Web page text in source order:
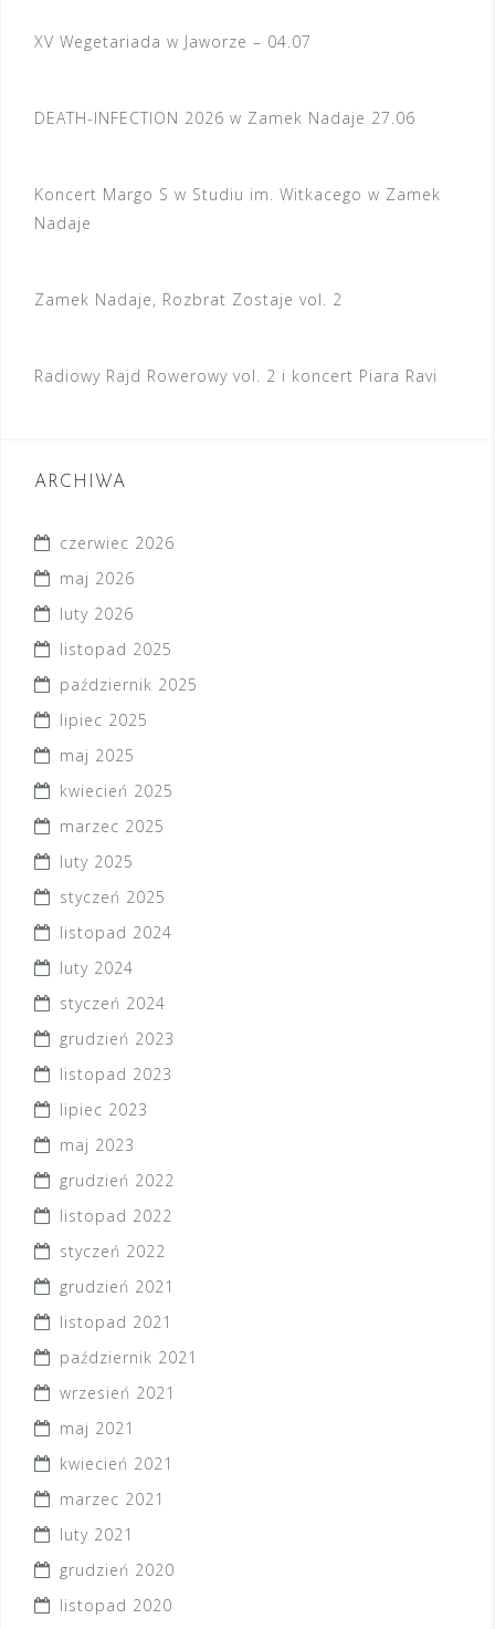
XV Wegetariada w Jaworze – 04.07
DEATH-INFECTION 2026 w Zamek Nadaje 27.06
Koncert Margo S w Studiu im. Witkacego w Zamek
Nadaje
Zamek Nadaje, Rozbrat Zostaje vol. 2
Radiowy Rajd Rowerowy vol. 2 i koncert Piara Ravi
ARCHIWA
czerwiec 2026
maj 2026
luty 2026
listopad 2025
październik 2025
lipiec 2025
maj 2025
kwiecień 2025
marzec 2025
luty 2025
styczeń 2025
listopad 2024
luty 2024
styczeń 2024
grudzień 2023
listopad 2023
lipiec 2023
maj 2023
grudzień 2022
listopad 2022
styczeń 2022
grudzień 2021
listopad 2021
październik 2021
wrzesień 2021
maj 2021
kwiecień 2021
marzec 2021
luty 2021
grudzień 2020
listopad 2020